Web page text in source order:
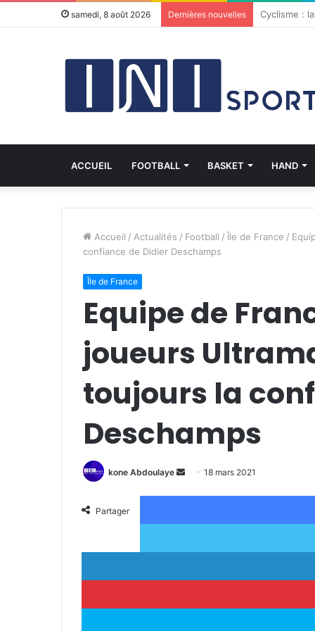
samedi, 8 août 2026 Dernières nouvelles Le
ACCUEIL FOOTBALL BASKET HAND
Accueil / Actualités / Football / Île de France /
confiance de Didier Deschamps
Île de France
Equipe de
joueurs
toujours la
Deschamps
kone Abdoulaye
o
n
18 mars 2021
Partager